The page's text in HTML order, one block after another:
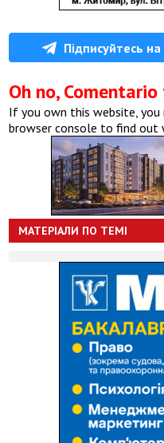
Підписуйтесь
Oh no,
If you own this website,
browser console to find out
МАТЕРІАЛИ ПО ТЕМІ